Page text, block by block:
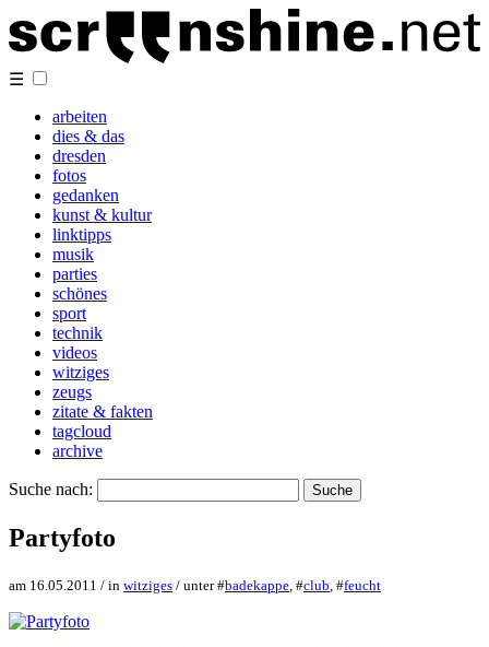
☰
arbeiten
dies & das
dresden
fotos
gedanken
kunst & kultur
linktipps
musik
parties
schönes
sport
technik
videos
witziges
zeugs
zitate & fakten
tagcloud
archive
Suche nach:
Partyfoto
am 16.05.2011 / in witziges / unter #badekappe , #club , #feucht